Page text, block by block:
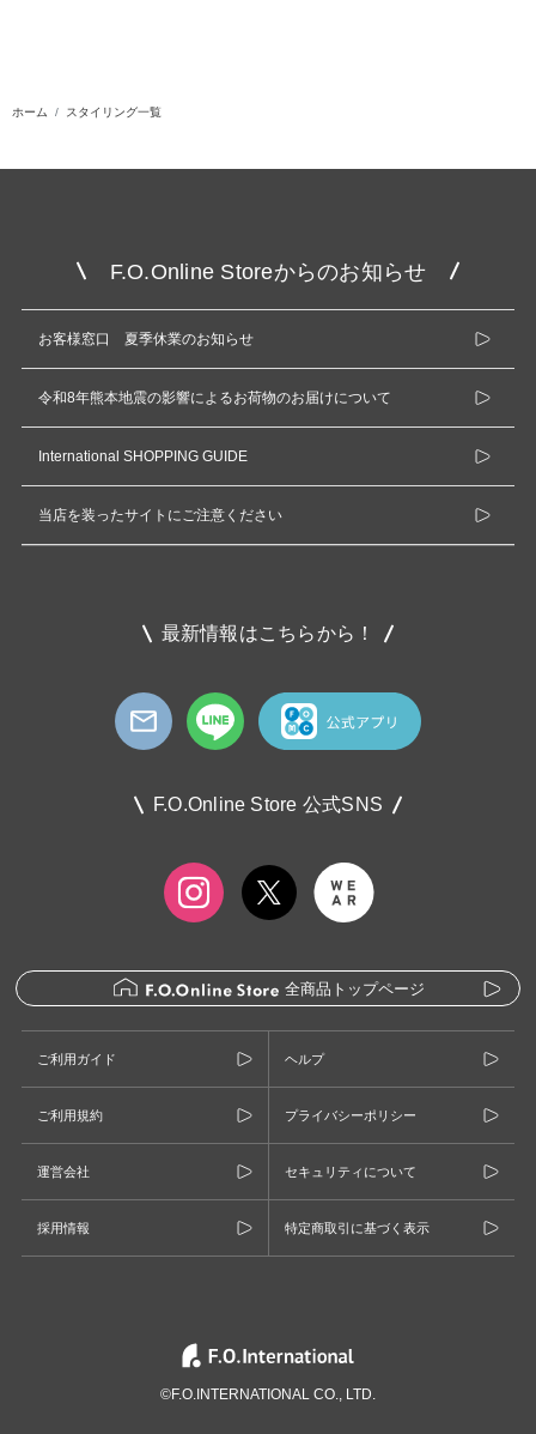
ホーム スタイリング一覧
F.O.Online Storeからのお知らせ
お客様窓口 夏季休業のお知らせ
令和8年熊本地震の影響によるお荷物のお届けについて
International SHOPPING GUIDE
当店を装ったサイトにご注意ください
最新情報はこちらから！
F.O.Online Store 公式SNS
全商品トップページ
ご利用ガイド ヘルプ
ご利用規約 プライバシーポリシー
運営会社 セキュリティについて
採用情報 特定商取引に基づく表示
©F.O.INTERNATIONAL CO., LTD.